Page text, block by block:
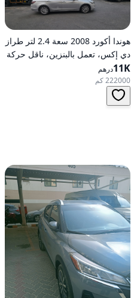
هوندا أكورد 2008 سعة 2.4 لتر طراز
دي إكس، تعمل بالبنزين، ناقل حركة
أوتوماتيكي، دفع أمامي
11Kدرهم
222000 كم